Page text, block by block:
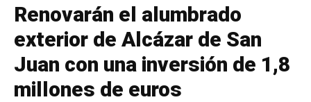
Renovarán el alumbrado
exterior de Alcázar de San
Juan con una inversión de 1,8
millones de euros